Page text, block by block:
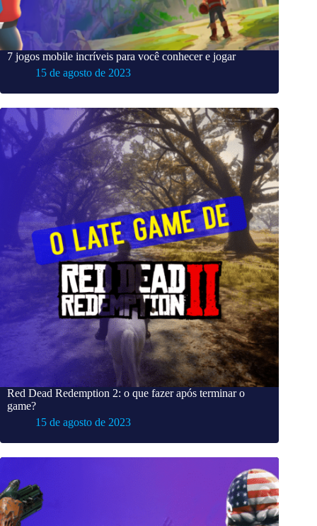
7 jogos mobile incríveis para você conhecer e jogar
15 de agosto de 2023
Red Dead Redemption 2: o que fazer após terminar o
game?
15 de agosto de 2023